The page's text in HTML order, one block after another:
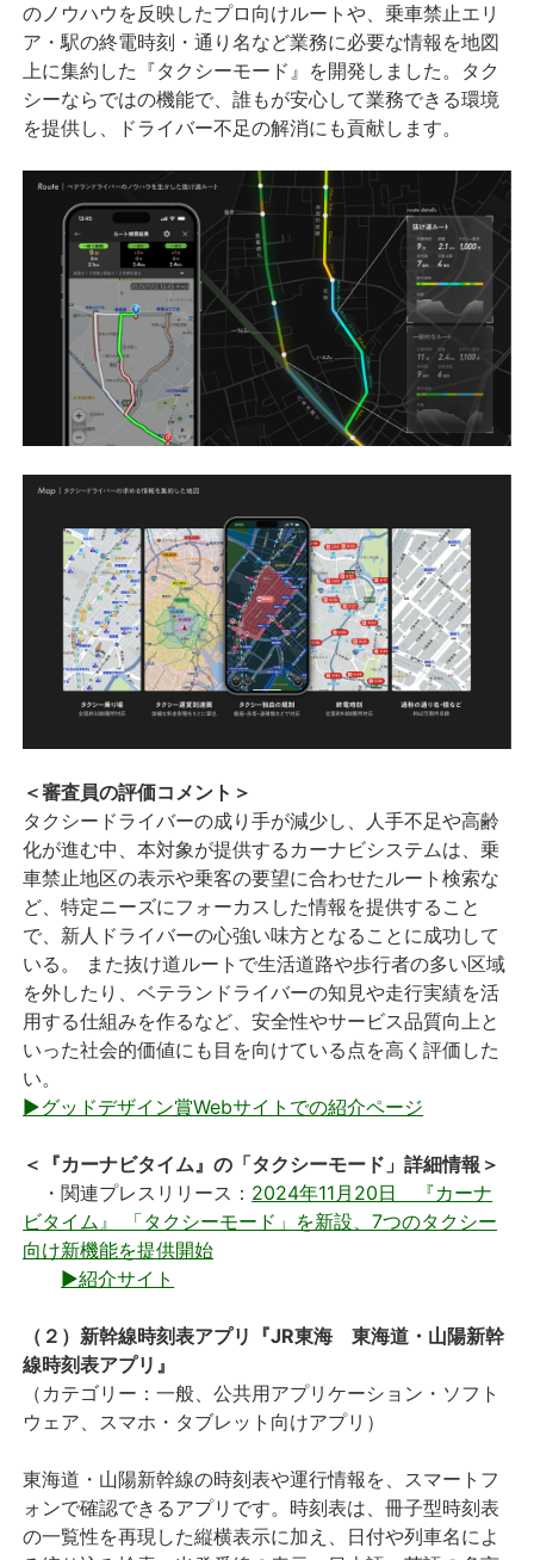
のノウハウを反映したプロ向けルートや、乗車禁止エリ
ア・駅の終電時刻・通り名など業務に必要な情報を地図
上に集約した『タクシーモード』を開発しました。タク
シーならではの機能で、誰もが安心して業務できる環境
を提供し、ドライバー不足の解消にも貢献します。
＜審査員の評価コメント＞
タクシードライバーの成り手が減少し、人手不足や高齢
化が進む中、本対象が提供するカーナビシステムは、乗
車禁止地区の表示や乗客の要望に合わせたルート検索な
ど、特定ニーズにフォーカスした情報を提供すること
で、新人ドライバーの心強い味方となることに成功して
いる。 また抜け道ルートで生活道路や歩行者の多い区域
を外したり、ベテランドライバーの知見や走行実績を活
用する仕組みを作るなど、安全性やサービス品質向上と
いった社会的価値にも目を向けている点を高く評価した
い。
▶グッドデザイン賞Webサイトでの紹介ページ
＜『カーナビタイム』の「タクシーモード」詳細情報＞
・関連プレスリリース： 2024年11月20日 『カーナ
ビタイム』 「タクシーモード」を新設、7つのタクシー
向け新機能を提供開始
▶紹介サイト
（２）新幹線時刻表アプリ『JR東海 東海道・山陽新幹
線時刻表アプリ』
（カテゴリー：一般、公共用アプリケーション・ソフト
ウェア、スマホ・タブレット向けアプリ）
東海道・山陽新幹線の時刻表や運行情報を、スマートフ
ォンで確認できるアプリです。時刻表は、冊子型時刻表
の一覧性を再現した縦横表示に加え、日付や列車名によ